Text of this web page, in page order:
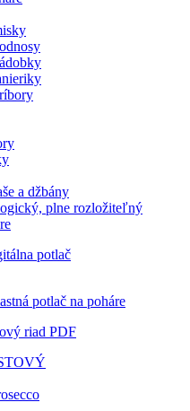
a džbány
plne rozložiteľný
potlač na poháre
riad PDF